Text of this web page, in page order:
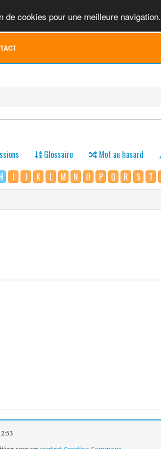
cookies pour une meilleure navigation.
Glossaire Mot au hasard
I J K L M N O P Q R S T